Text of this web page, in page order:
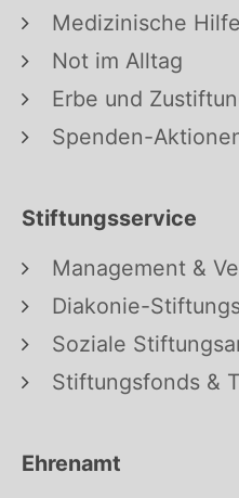
Medizinische Hilfe
Not im Alltag
Erbe und
Spenden-
Stiftungsservice
Management &
Diakonie-
Soziale
Stiftungsfonds &
Ehrenamt